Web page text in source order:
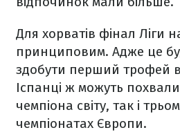
Для хорватів фінал Ліги
принциповим. Адже це
здобути перший трофей в
Іспанці ж можуть
чемпіона світу, так і
чемпіонатах Європи.